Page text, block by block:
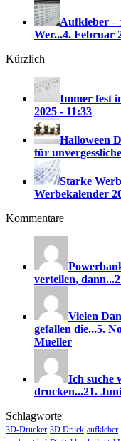
Aufkleber
Wer...4. Februar
Kürzlich
Immer fest
2025 - 11:33
Halloween
für
Starke
Werbekalender
Kommentare
verteilen, dann...
Vielen
gefallen die...5.
Mueller
Ich suche
drucken...21.
Schlagworte
3D-Drucker 3D Druck aufkleber